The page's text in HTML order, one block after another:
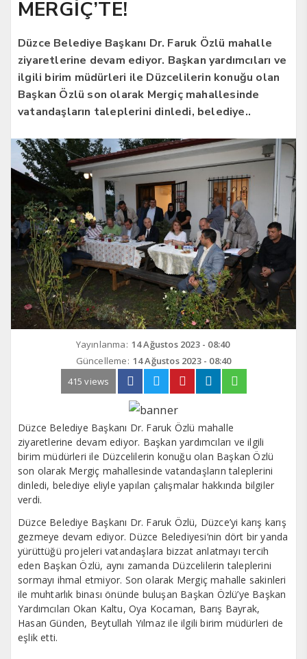
MERGİÇ’TE!
Düzce Belediye Başkanı Dr. Faruk Özlü mahalle
ziyaretlerine devam ediyor. Başkan yardımcıları ve
ilgili birim müdürleri ile Düzcelilerin konuğu olan
Başkan Özlü son olarak Mergiç mahallesinde
vatandaşların taleplerini dinledi, belediye..
Yayınlanma: 14 Ağustos 2023 - 08:40
Güncelleme: 14 Ağustos 2023 - 08:40
415 views
Düzce Belediye Başkanı Dr. Faruk Özlü mahalle
ziyaretlerine devam ediyor. Başkan yardımcıları ve ilgili
birim müdürleri ile Düzcelilerin konuğu olan Başkan Özlü
son olarak Mergiç mahallesinde vatandaşların taleplerini
dinledi, belediye eliyle yapılan çalışmalar hakkında bilgiler
verdi.
Düzce Belediye Başkanı Dr. Faruk Özlü, Düzce’yi karış karış
gezmeye devam ediyor. Düzce Belediyesi’nin dört bir yanda
yürüttüğü projeleri vatandaşlara bizzat anlatmayı tercih
eden Başkan Özlü, aynı zamanda Düzcelilerin taleplerini
sormayı ihmal etmiyor. Son olarak Mergiç mahalle sakinleri
ile muhtarlık binası önünde buluşan Başkan Özlü’ye Başkan
Yardımcıları Okan Kaltu, Oya Kocaman, Barış Bayrak,
Hasan Günden, Beytullah Yılmaz ile ilgili birim müdürleri de
eşlik etti.